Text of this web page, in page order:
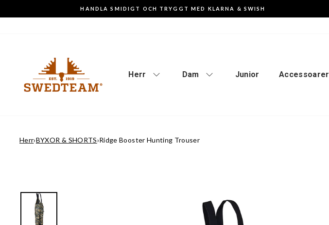
HANDLA SMIDIGT OCH TRYGGT MED KLARNA & SWISH
Herr Dam Junior Accessoarer
Herr›BYXOR & SHORTS›Ridge Booster Hunting Trouser